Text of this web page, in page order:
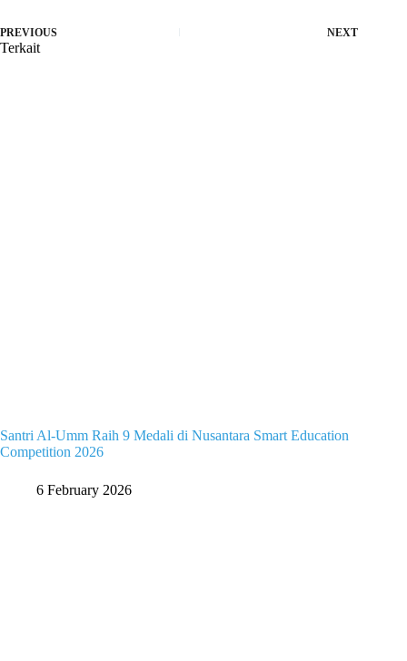
PREVIOUS NEXT
Terkait
Santri Al-Umm Raih 9 Medali di Nusantara Smart Education
Competition 2026
6 February 2026